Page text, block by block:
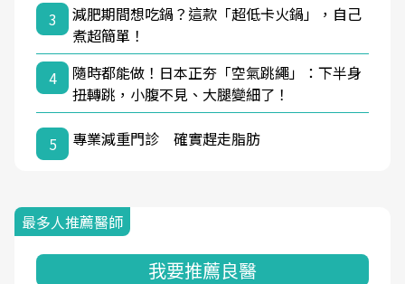
3
減肥期間想吃鍋？這款「超低卡火鍋」，自己
煮超簡單！
4
隨時都能做！日本正夯「空氣跳繩」：下半身
扭轉跳，小腹不見、大腿變細了！
5 專業減重門診 確實趕走脂肪
最多人推薦醫師
我要推薦良醫